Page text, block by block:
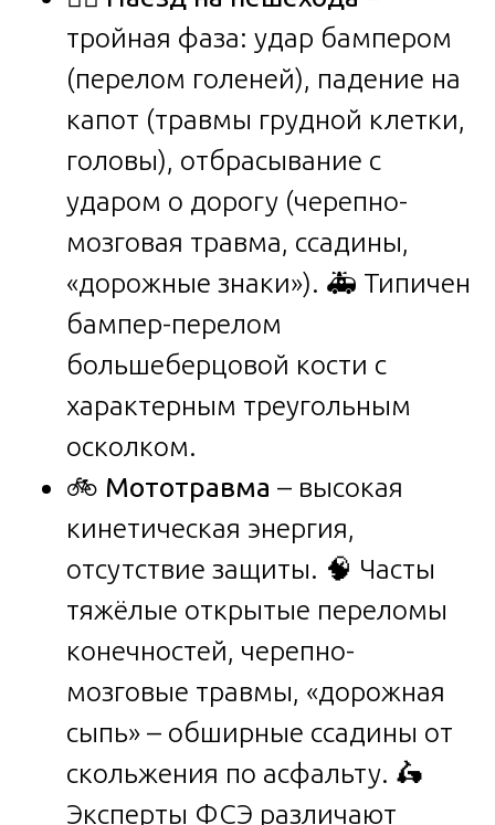
тройная фаза: удар бампером
(перелом голеней), падение на
капот (травмы грудной клетки,
головы), отбрасывание с
ударом о дорогу (черепно-
мозговая травма, ссадины,
«дорожные знаки»). 🚑 Типичен
бампер-перелом
большеберцовой кости с
характерным треугольным
осколком.
🚲 Мототравма – высокая
кинетическая энергия,
отсутствие защиты. 🧠 Часты
тяжёлые открытые переломы
конечностей, черепно-
мозговые травмы, «дорожная
сыпь» – обширные ссадины от
скольжения по асфальту. 🛵
Эксперты ФСЭ различают